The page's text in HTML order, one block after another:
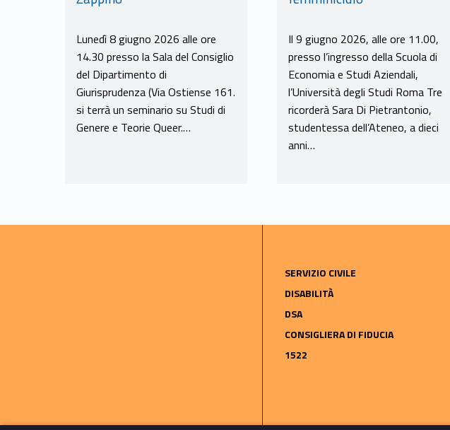
Lunedì 8 giugno 2026 alle ore
14.30 presso la Sala del Consiglio
del Dipartimento di
Giurisprudenza (Via Ostiense 161.
si terrà un seminario su Studi di
Genere e Teorie Queer.…
Il 9 giugno 2026, alle ore 11.00,
presso l’ingresso della Scuola di
Economia e Studi Aziendali,
l’Università degli Studi Roma Tre
ricorderà Sara Di Pietrantonio,
studentessa dell’Ateneo, a dieci
anni…
SERVIZIO CIVILE
DISABILITÀ
DSA
CONSIGLIERA DI FIDUCIA
1522